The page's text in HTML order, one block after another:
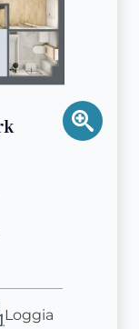
Loggia